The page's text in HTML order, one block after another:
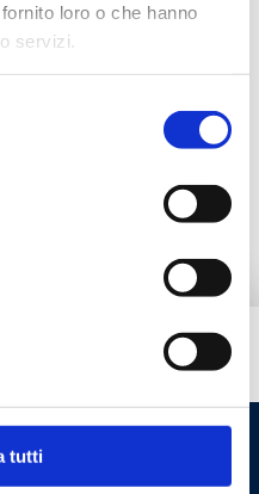
loro o che hanno
servizi.
tutti